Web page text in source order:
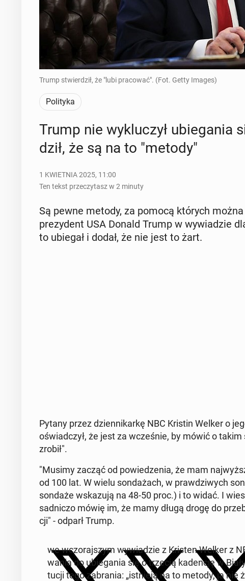
Trump stwierdził, że "lubi pracować". (Fot. Getty Images)
Polityka
Trump nie wy­klu­czył ubie­ga­nia
dził, że są na to "metody"
1 KWIETNIA 2025, 11:00
Ten tekst przeczytasz w 2 minuty
Są pewne metody, za pomocą których
pre­zy­dent USA Donald Trump w wy­wia­dzie
to ubiegał i dodał, że nie jest to żart.
Pytany przez dzien­ni­kar­kę NBC Kristin Welker o
oświad­czył, że jest za wcze­śnie, by mówić o
zrobił".
"Musimy zacząć od po­wie­dze­nia, że mam
od 100 lat. W wielu son­da­żach, w praw­dzi­wych
sondaże wska­zu­ją na 48-50 proc.) i to widać. I
sad­ni­czo mówię im, że mamy długą drogę do
cji" - odparł Trump.
we wczo­raj­szym wy­wia­dzie z Kristen Welker z
wa­nia do ubie­ga­nia się o trzecią ka­den­cję w
tu­cji tego za­bra­nia: „ist­nie­ją na to metody, ja nie